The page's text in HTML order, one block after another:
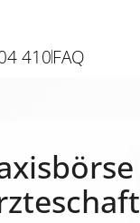
410FAQ